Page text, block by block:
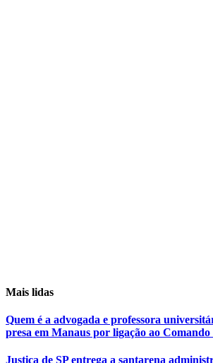
Mais lidas
Quem é a advogada e professora
presa em Manaus por ligação ao
Justiça de SP entrega a santarena